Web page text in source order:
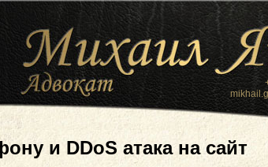
и DDoS атака на сайт